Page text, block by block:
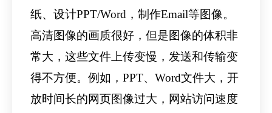
纸、设计PPT/Word，制作Email等图像。
高清图像的画质很好，但是图像的体积非
常大，这些文件上传变慢，发送和传输变
得不方便。例如，PPT、Word文件大，开
放时间长的网页图像过大，网站访问速度